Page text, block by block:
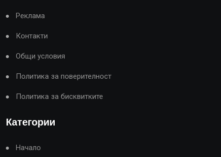
Реклама
Контакти
Общи условия
Политика за поверителност
Политика за бисквитките
Категории
Начало